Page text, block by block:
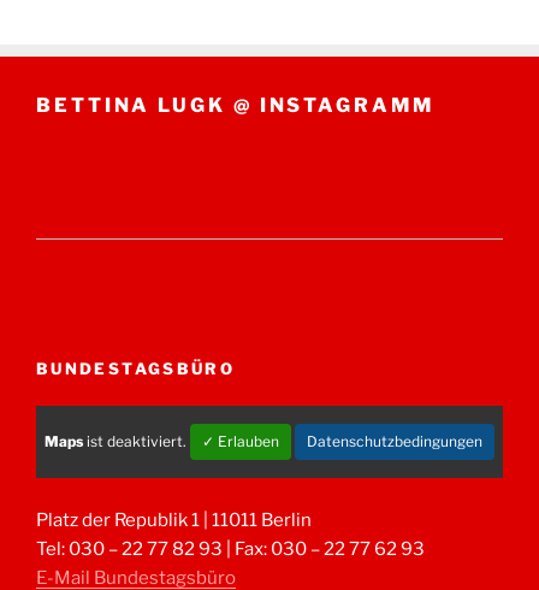
BETTINA LUGK @ INSTAGRAMM
BUNDESTAGSBÜRO
Maps ist deaktiviert. ✓ Erlauben Datenschutzbedingungen
Platz der Republik 1 | 11011 Berlin
Tel: 030 – 22 77 82 93 | Fax: 030 – 22 77 62 93
E-Mail Bundestagsbüro